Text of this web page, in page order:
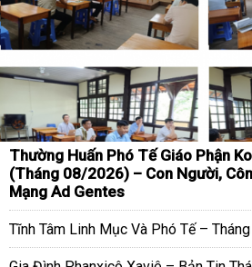
Thường Huấn Phó Tế Giáo Phận
(Tháng 08/2026) – Con Người,
Mạng Ad Gentes
Tĩnh Tâm Linh Mục Và Phó Tế –